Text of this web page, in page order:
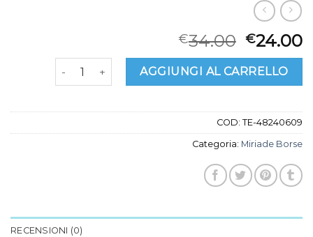
€34.00 €24.00
miriade borse quantitàAGGIUNGI AL CARRELLO
COD: TE-48240609
Categoria: Miriade Borse
RECENSIONI (0)